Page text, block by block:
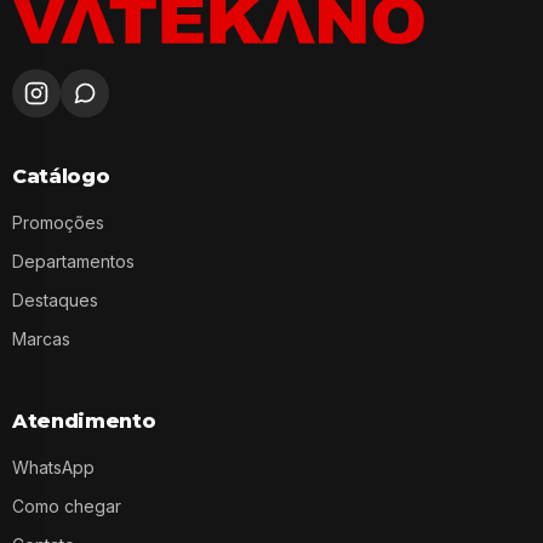
Catálogo
Promoções
Departamentos
Destaques
Marcas
Atendimento
WhatsApp
Como chegar